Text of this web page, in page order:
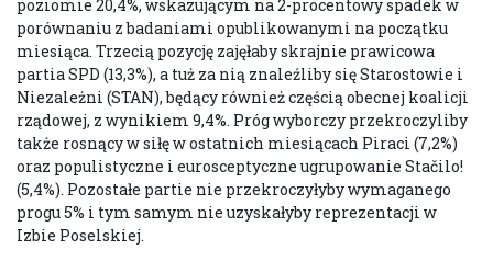
poziomie 20,4%, wskazującym na 2-procentowy spadek w
porównaniu z badaniami opublikowanymi na początku
miesiąca. Trzecią pozycję zajęłaby skrajnie prawicowa
partia SPD (13,3%), a tuż za nią znaleźliby się Starostowie i
Niezależni (STAN), będący również częścią obecnej koalicji
rządowej, z wynikiem 9,4%. Próg wyborczy przekroczyliby
także rosnący w siłę w ostatnich miesiącach Piraci (7,2%)
oraz populistyczne i eurosceptyczne ugrupowanie Stačilo!
(5,4%). Pozostałe partie nie przekroczyłyby wymaganego
progu 5% i tym samym nie uzyskałyby reprezentacji w
Izbie Poselskiej.